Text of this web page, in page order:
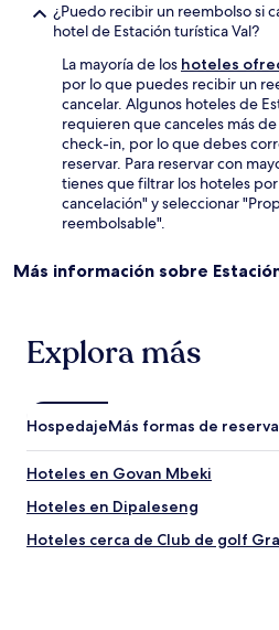
¿Puedo recibir un reembolso si
hotel de Estación turística Val?
La mayoría de los hoteles
por lo que puedes recibir un
cancelar. Algunos hoteles de
requieren que canceles más
check-in, por lo que debes
reservar. Para reservar con
tienes que filtrar los hoteles
cancelación" y seleccionar
reembolsable".
Más información sobre
Explora más
HospedajeMás formas de
Hoteles en Govan Mbeki
Hoteles en Dipaleseng
Hoteles cerca de Club de golf